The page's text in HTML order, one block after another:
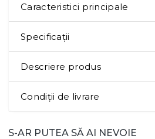
Caracteristici principale
Specificații
Descriere produs
Condiții de livrare
S-AR PUTEA SĂ AI NEVOIE